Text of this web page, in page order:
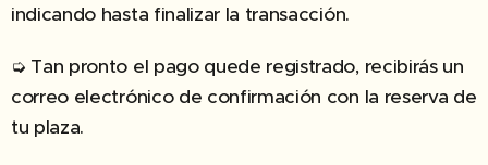
indicando hasta finalizar la transacción.
➭ Tan pronto el pago quede registrado, recibirás un
correo electrónico de confirmación con la reserva de
tu plaza.